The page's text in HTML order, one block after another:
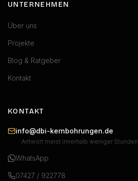
UNTERNEHMEN
Über uns
Projekte
Blog & Ratgeber
Kontakt
KONTAKT
info@dbi-kernbohrungen.de
Antwort meist innerhalb weniger Stunden
WhatsApp
07427 / 922778